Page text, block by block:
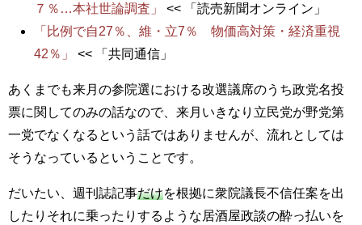
７％…本社世論調査」
<< 「読売新聞オンライン」
「比例で自27％、維・立7％ 物価高対策・経済重視
42％」
<< 「共同通信」
あくまでも来月の参院選における改選議席のうち政党名投
票に関してのみの話なので、来月いきなり立民党が野党第
一党でなくなるという話ではありませんが、流れとしては
そうなっているということです。
だいたい、週刊誌記事だけを根拠に衆院議長不信任案を出
したりそれに乗ったりするような居酒屋政談の酔っ払いを